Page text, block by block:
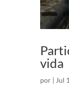
vida
por | Jul